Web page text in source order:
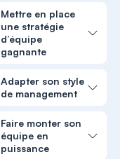
Mettre en place
une stratégie
d’équipe
gagnante
Adapter son style
de management
Faire monter son
équipe en
puissance